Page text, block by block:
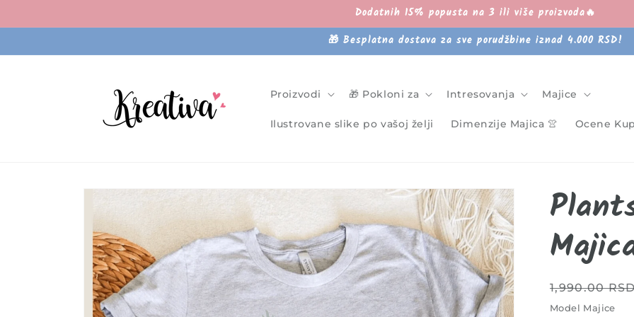
Dodatnih 15% popusta na 3 ili više proizvoda🔥
🎁 Besplatna dostava za sve porudžbine iznad 4.000 RSD!
Proizvodi 🎁 Pokloni za Intresovanja Majice
Ilustrovane slike po vašoj želji Dimenzije Majica 👚 Ocene
Skip to
Cena
1,990.00
Model Majice